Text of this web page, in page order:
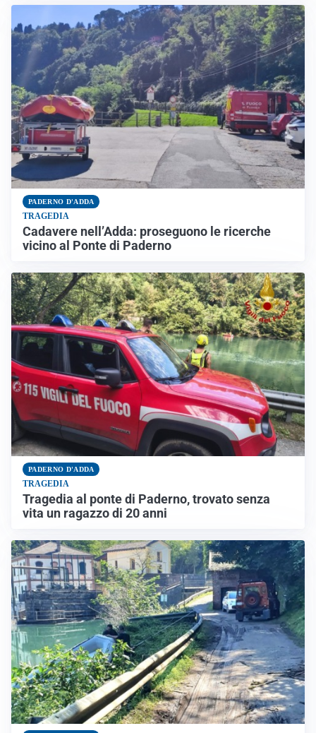
PADERNO D'ADDA
TRAGEDIA
Cadavere nell’Adda: proseguono le ricerche
vicino al Ponte di Paderno
PADERNO D'ADDA
TRAGEDIA
Tragedia al ponte di Paderno, trovato senza
vita un ragazzo di 20 anni